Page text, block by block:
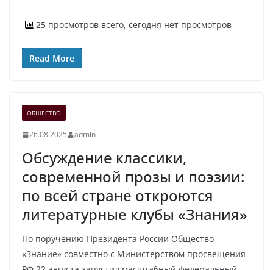
25 просмотров всего, сегодня нет просмотров
Read More
ОБЩЕСТВО
26.08.2025 admin
Обсуждение классики,
современной прозы и поэзии:
по всей стране откроются
литературные клубы «Знания»
По поручению Президента России Общество
«Знание» совместно с Министерством просвещения